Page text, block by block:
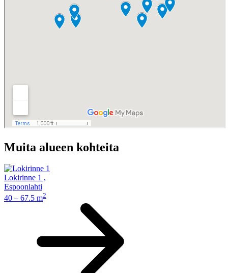
Muita alueen kohteita
Lokirinne 1 ,
Espoonlahti
40 – 67.5 m2